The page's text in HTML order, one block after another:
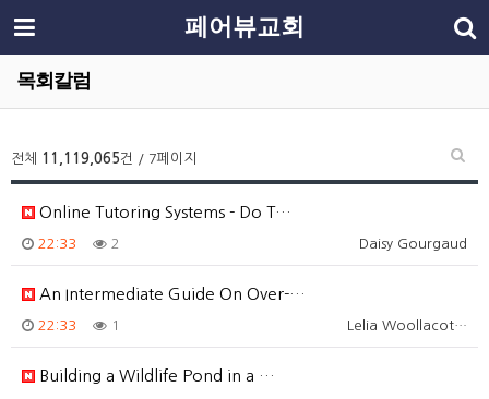
페어뷰교회
목회칼럼
전체 11,119,065건 / 7페이지
Online Tutoring Systems - Do T…
Daisy Gourgaud
22:33 2
An Intermediate Guide On Over-…
Lelia Woollacot…
22:33 1
Building a Wildlife Pond in a …